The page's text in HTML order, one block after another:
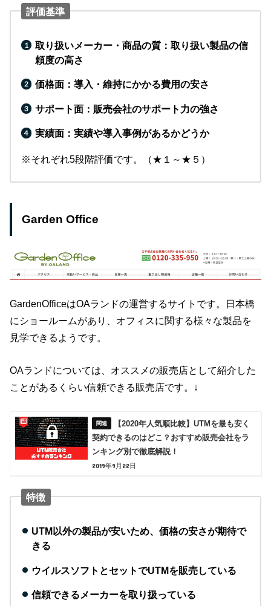
評価基準
取り扱いメーカー・商品の質：取り扱い製品の信
頼度の高さ
価格面：導入・維持にかかる費用の安さ
サポート面：販売会社のサポート力の強さ
実績面：実績や導入事例があるかどうか
※それぞれ5段階評価です。（★１～★５）
Garden Office
GardenOfficeはOAランドの運営するサイトです。日本橋
にショールームがあり、オフィスに関する様々な製品を
見学できるようです。
OAランドについては、オススメの販売店として紹介した
ことがあるくらい信頼できる販売店です。↓
【2020年人気順比較】UTMを最も安く
契約できるのはどこ？おすすめ販売会社をラ
ンキング別で徹底解説！
2019年9月22日
特徴
UTM以外の製品が安いため、価格の安さが期待で
きる
ウイルスソフトとセットでUTMを販売している
信頼できるメーカーを取り扱っている